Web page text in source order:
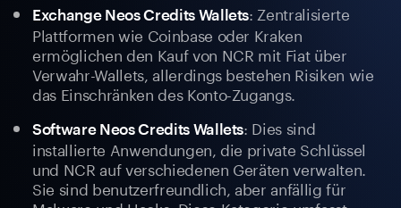
Exchange Neos Credits Wallets: Zentralisierte
Plattformen wie Coinbase oder Kraken
ermöglichen den Kauf von NCR mit Fiat über
Verwahr-Wallets, allerdings bestehen Risiken wie
das Einschränken des Konto-Zugangs.
Software Neos Credits Wallets: Dies sind
installierte Anwendungen, die private Schlüssel
und NCR auf verschiedenen Geräten verwalten.
Sie sind benutzerfreundlich, aber anfällig für